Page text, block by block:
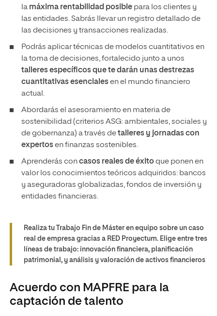
la máxima rentabilidad posible para los clientes y
las entidades. Sabrás llevar un registro detallado de
las decisiones y transacciones realizadas.
Podrás aplicar técnicas de modelos cuantitativos en
la toma de decisiones, fortalecido junto a unos
talleres específicos que te darán unas destrezas
cuantitativas esencialesen el mundo financiero
actual.
Abordarás el asesoramiento en materia de
sostenibilidad (criterios ASG: ambientales, sociales y
de gobernanza) a través detalleres y jornadas con
expertosen finanzas sostenibles.
Aprenderás concasos reales de éxitoque ponen en
valor los conocimientos teóricos adquiridos: bancos
y aseguradoras globalizadas, fondos de inversión y
entidades financieras.
Realiza tu Trabajo Fin de Máster en equipo sobre un caso
real de empresa gracias a RED Proyectum. Elige entre tres
líneas de trabajo: innovación financiera, planificación
patrimonial, y análisis y valoración de activos financieros
Acuerdo con MAPFRE para la
captación de talento